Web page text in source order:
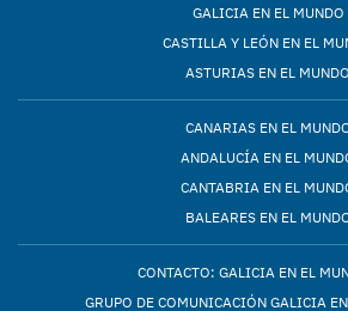
GALICIA EN EL MUNDO
CASTILLA Y LEÓN EN EL
ASTURIAS EN EL MUNDO
CANARIAS EN EL
ANDALUCÍA EN EL
CANTABRIA EN EL
BALEARES EN EL
CONTACTO: GALICIA EN EL
GRUPO DE COMUNICACIÓN GALICIA